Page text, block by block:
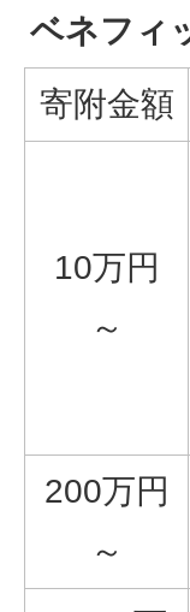
ベネフィ
寄附金額
10万円
～
200万円
～